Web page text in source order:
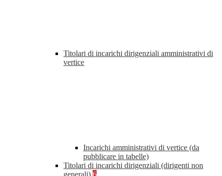
Titolari di incarichi dirigenziali amministrativi di
vertice
Incarichi amministrativi di vertice (da
pubblicare in tabelle)
Titolari di incarichi dirigenziali (dirigenti non